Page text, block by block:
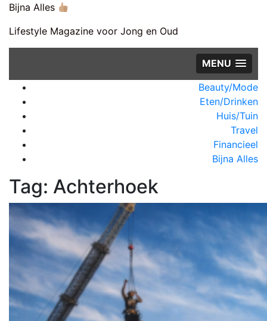
Skip
content
Bijna Alles
Lifestyle Magazine voor Jong en Oud
MENU
Beauty/Mode
Eten/Drinken
Huis/Tuin
Travel
Financieel
Bijna Alles
Tag: Achterhoek